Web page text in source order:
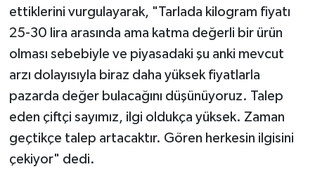
ettiklerini vurgulayarak, "Tarlada kilogram fiyatı
25-30 lira arasında ama katma değerli bir ürün
olması sebebiyle ve piyasadaki şu anki mevcut
arzı dolayısıyla biraz daha yüksek fiyatlarla
pazarda değer bulacağını düşünüyoruz. Talep
eden çiftçi sayımız, ilgi oldukça yüksek. Zaman
geçtikçe talep artacaktır. Gören herkesin ilgisini
çekiyor" dedi.